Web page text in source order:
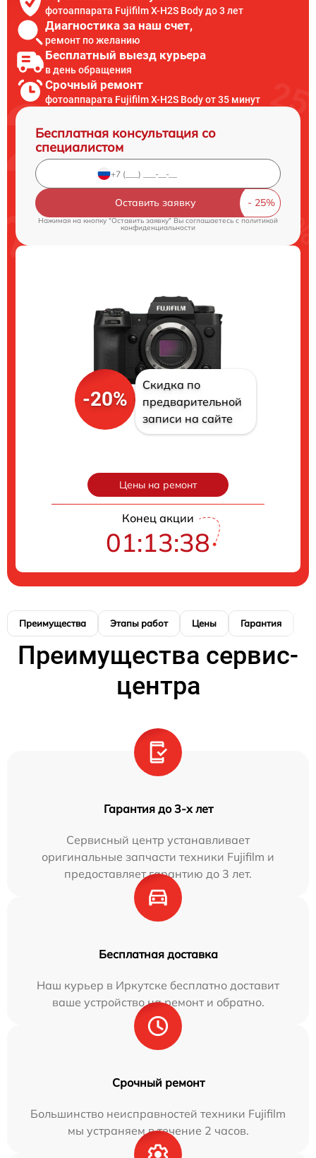
фотоаппарата Fujifilm X-H2S Body до 3 лет
Диагностика за наш счет,
ремонт по желанию
Бесплатный выезд курьера
в день обращения
Срочный ремонт
фотоаппарата Fujifilm X-H2S Body от 35 минут
Бесплатная консультация со
специалистом
Оставить заявку
Нажимая на кнопку "Оставить заявку" Вы соглашаетесь c политикой
конфиденциальности
-20%
Скидка по
предварительной
записи на сайте
Цены на ремонт
Конец акции
01:13:38
Преимущества Этапы работ Цены Гарантия
Преимущества сервис-
центра
Гарантия до 3-х лет
Сервисный центр устанавливает
оригинальные запчасти техники Fujifilm и
предоставляет гарантию до 3 лет.
Бесплатная доставка
Наш курьер в Иркутске бесплатно доставит
ваше устройство на ремонт и обратно.
Срочный ремонт
Большинство неисправностей техники Fujifilm
мы устраняем в течение 2 часов.